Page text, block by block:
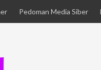
Pedoman Media Siber